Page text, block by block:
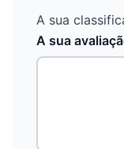
A sua
A sua